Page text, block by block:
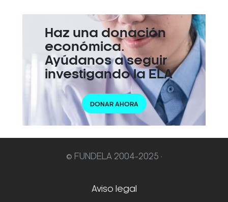
Haz una donación
económica.
Ayúdanos a seguir
investigando la ELA
DONAR AHORA
© FUNDELA 2004-2025 ·
Aviso legal